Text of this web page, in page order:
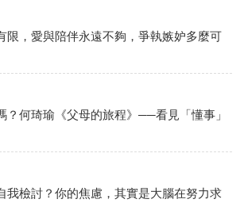
限，愛與陪伴永遠不夠，爭執嫉妒多麼可
？何琦瑜《父母的旅程》──看見「懂事」
我檢討？你的焦慮，其實是大腦在努力求